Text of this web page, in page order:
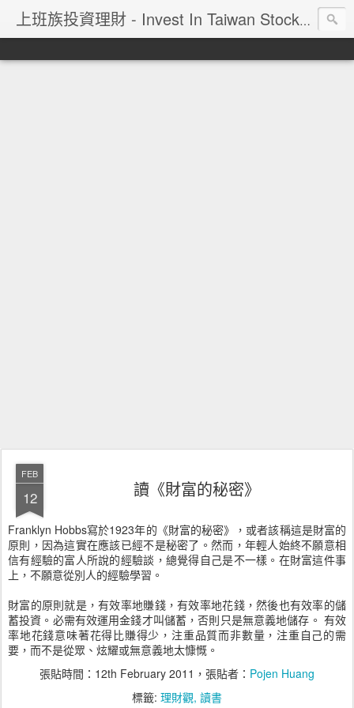
上班族投資理財 - Invest In Taiwan Stock Market
FEB
12 讀《財富的秘密》
Franklyn Hobbs寫於1923年的《財富的秘密》，或者該稱這是財富的
原則，因為這實在應該已經不是秘密了。然而，年輕人始終不願意相
信有經驗的富人所說的經驗談，總覺得自己是不一樣。在財富這件事
上，不願意從別人的經驗學習。
財富的原則就是，有效率地賺錢，有效率地花錢，然後也有效率的儲
蓄投資。必需有效運用金錢才叫儲蓄，否則只是無意義地儲存。 有效
率地花錢意味著花得比賺得少，注重品質而非數量，注重自己的需
要，而不是從眾、炫耀或無意義地太慷慨。
張貼時間： 12th February 2011 ，張貼者： Pojen Huang
標籤: 理財觀 讀書